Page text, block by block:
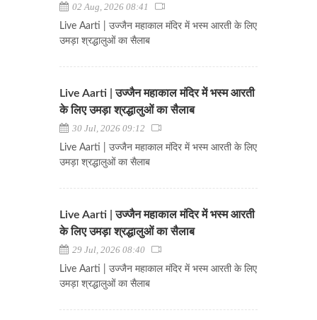
02 Aug, 2026 08:41
Live Aarti | उज्जैन महाकाल मंदिर में भस्म आरती के लिए
उमड़ा श्रद्धालुओं का सैलाब
Live Aarti | उज्जैन महाकाल मंदिर में भस्म आरती
के लिए उमड़ा श्रद्धालुओं का सैलाब
30 Jul, 2026 09:12
Live Aarti | उज्जैन महाकाल मंदिर में भस्म आरती के लिए
उमड़ा श्रद्धालुओं का सैलाब
Live Aarti | उज्जैन महाकाल मंदिर में भस्म आरती
के लिए उमड़ा श्रद्धालुओं का सैलाब
29 Jul, 2026 08:40
Live Aarti | उज्जैन महाकाल मंदिर में भस्म आरती के लिए
उमड़ा श्रद्धालुओं का सैलाब